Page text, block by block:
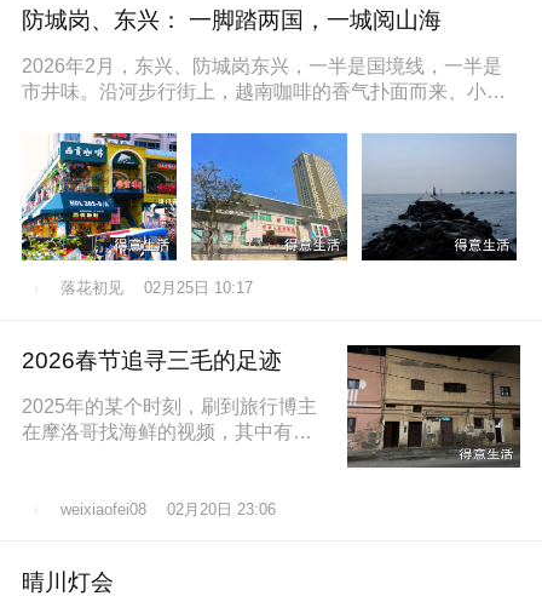
防城岗、东兴： 一脚踏两国，一城阅山海
2026年2月，东兴、防城岗东兴，一半是国境线，一半是
市井味。沿河步行街上，越南咖啡的香气扑面而来、小摊
落花初见 02月25日 10:17
2026春节追寻三毛的足迹
2025年的某个时刻，刷到旅行博主
在摩洛哥找海鲜的视频，其中有个
地拍照留
weixiaofei08 02月20日 23:06
晴川灯会